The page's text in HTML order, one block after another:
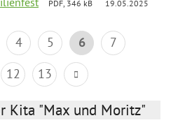
PDF, 346 kB 19.05.2025
4 5 6
7
12 13
Kita "Max und Moritz"